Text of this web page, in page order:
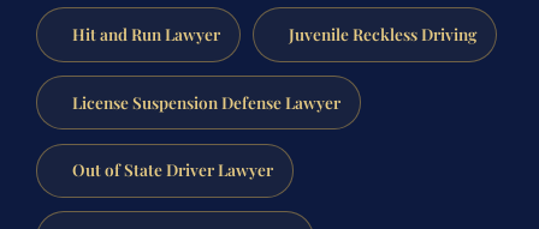
Hit and Run Lawyer Juvenile Reckless Driving
License Suspension Defense Lawyer
Out of State Driver Lawyer